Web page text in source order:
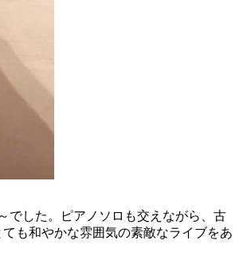
でした。ピアノソロも交えながら、古
も和やかな雰囲気の素敵なライブをあ